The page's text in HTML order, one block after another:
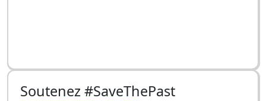
Soutenez #SaveThePast